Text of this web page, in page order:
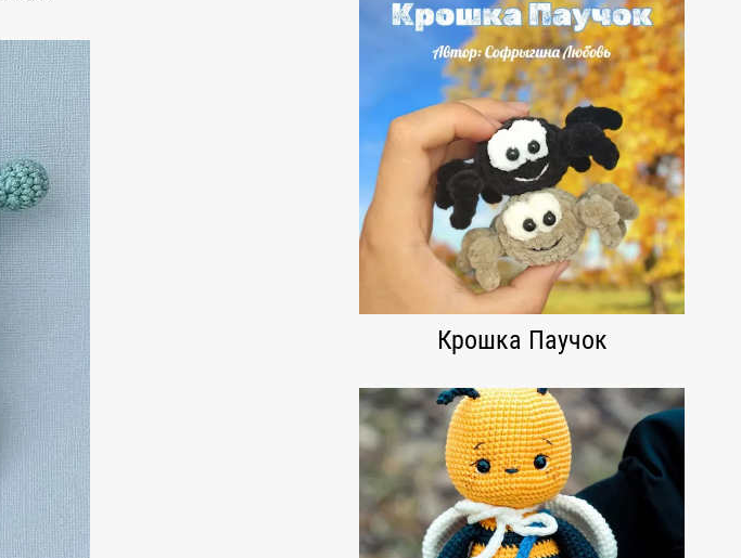
Крошка Паучок